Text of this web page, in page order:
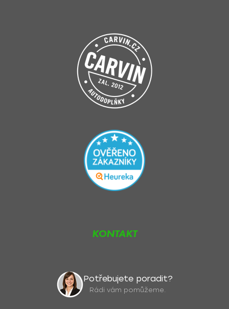
KONTAKT
Potřebujete poradit?
Rádi vám pomůžeme.